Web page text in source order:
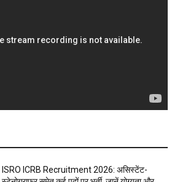
ISRO ICRB Recruitment 2026: असिस्टेंट-